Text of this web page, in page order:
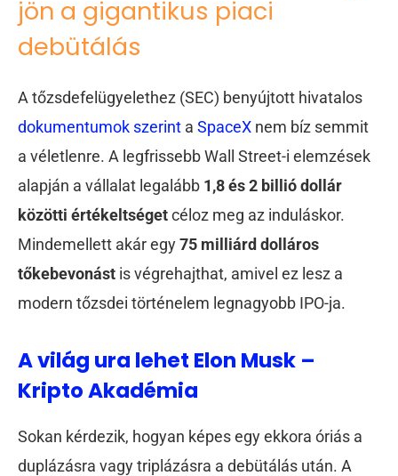
jön a gigantikus piaci
debütálás
A tőzsdefelügyelethez (SEC) benyújtott hivatalos
dokumentumok szerint a SpaceX nem bíz semmit
a véletlenre. A legfrissebb Wall Street-i elemzések
alapján a vállalat legalább 1,8 és 2 billió dollár
közötti értékeltségetcéloz meg az induláskor.
Mindemellett akár egy75 milliárd dolláros
tőkebevonást is végrehajthat, amivel ez lesz a
modern tőzsdei történelem legnagyobb IPO-ja.
A világ ura lehet Elon Musk –
Kripto Akadémia
Sokan kérdezik, hogyan képes egy ekkora óriás a
duplázásra vagy triplázásra a debütálás után. A